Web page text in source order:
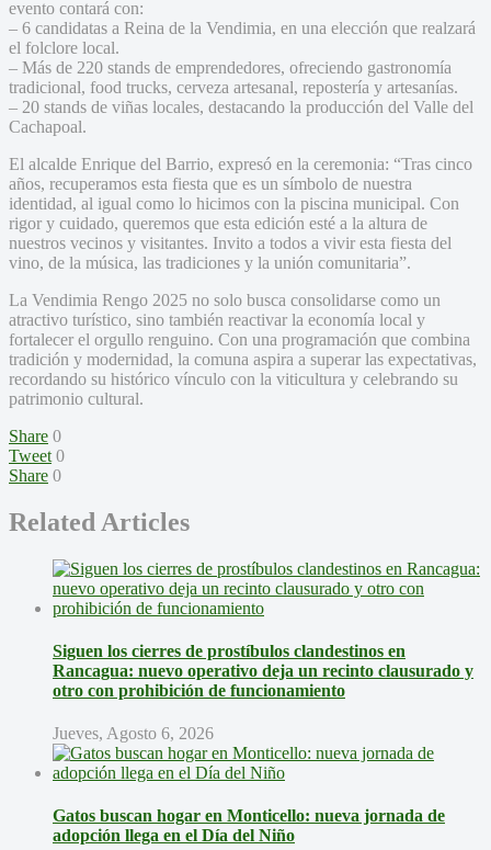
evento contará con:
– 6 candidatas a Reina de la Vendimia, en una elección que realzará
el folclore local.
– Más de 220 stands de emprendedores, ofreciendo gastronomía
tradicional, food trucks, cerveza artesanal, repostería y artesanías.
– 20 stands de viñas locales, destacando la producción del Valle del
Cachapoal.
El alcalde Enrique del Barrio, expresó en la ceremonia: “Tras cinco
años, recuperamos esta fiesta que es un símbolo de nuestra
identidad, al igual como lo hicimos con la piscina municipal. Con
rigor y cuidado, queremos que esta edición esté a la altura de
nuestros vecinos y visitantes. Invito a todos a vivir esta fiesta del
vino, de la música, las tradiciones y la unión comunitaria”.
La Vendimia Rengo 2025 no solo busca consolidarse como un
atractivo turístico, sino también reactivar la economía local y
fortalecer el orgullo renguino. Con una programación que combina
tradición y modernidad, la comuna aspira a superar las expectativas,
recordando su histórico vínculo con la viticultura y celebrando su
patrimonio cultural.
Share 0
Tweet 0
Share 0
Related Articles
Siguen los cierres de prostíbulos clandestinos en
Rancagua: nuevo operativo deja un recinto clausurado y
otro con prohibición de funcionamiento
Jueves, Agosto 6, 2026
Gatos buscan hogar en Monticello: nueva jornada de
adopción llega en el Día del Niño